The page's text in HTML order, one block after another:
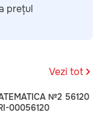
prețul
Vezi tot
№2 56120
00056120